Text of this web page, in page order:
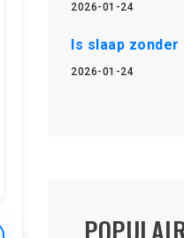
2026-01-24
Is slaap
2026-01-24